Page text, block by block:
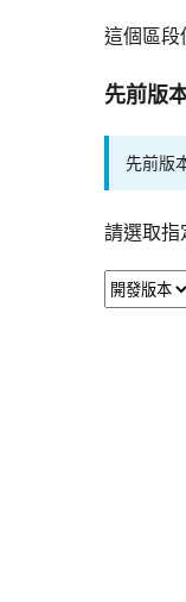
這個區段
先前版
先前版
請選取指